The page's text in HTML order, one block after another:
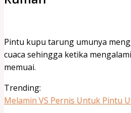
Pintu kupu tarung umunya
cuaca sehingga ketika
memuai.
Trending:
Melamin VS Pernis Untuk Pintu